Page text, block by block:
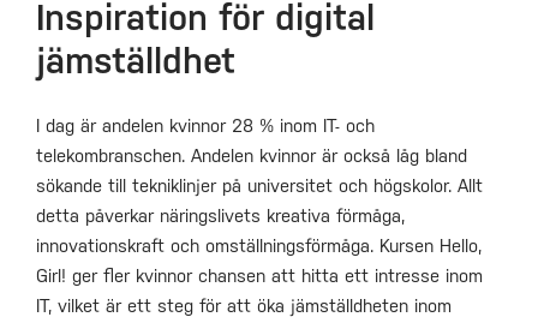
Inspiration för digital
jämställdhet
I dag är andelen kvinnor 28 % inom IT- och
telekombranschen. Andelen kvinnor är också låg bland
sökande till tekniklinjer på universitet och högskolor. Allt
detta påverkar näringslivets kreativa förmåga,
innovationskraft och omställningsförmåga. Kursen Hello,
Girl! ger fler kvinnor chansen att hitta ett intresse inom
IT, vilket är ett steg för att öka jämställdheten inom